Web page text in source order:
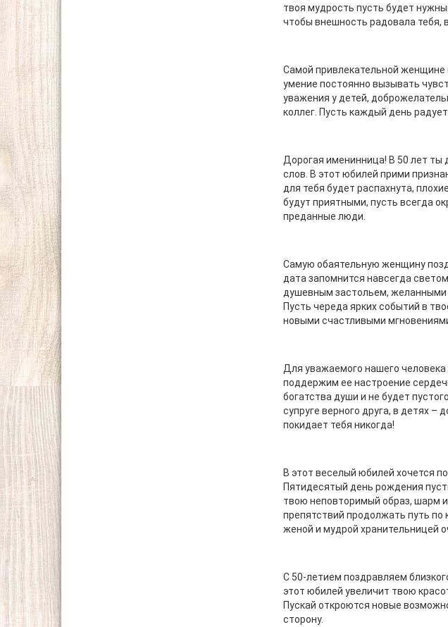
твоя мудрость пусть будет
чтобы внешность радовала тебя,
Самой привлекательной женщине
умение постоянно вызывать
уважения у детей,
коллег. Пусть каждый день
Дорогая именинница! В 50 лет ты
слов. В этот юбилей прими
для тебя будет распахнута,
будут приятными, пусть всегда
преданные люди.
Самую обаятельную женщину
дата запомнится навсегда
душевным застольем, желанными
Пусть череда ярких событий в
новыми счастливыми
Для уважаемого нашего
поддержим ее настроение
богатства души и не будет
супруге верного друга, в детях –
покидает тебя никогда!
В этот веселый юбилей хочется
Пятидесятый день рождения
твою неповторимый образ, шарм
препятствий продолжать путь
женой и мудрой хранительницей
С 50-летием поздравляем
этот юбилей увеличит твою
Пускай откроются новые
сторону.